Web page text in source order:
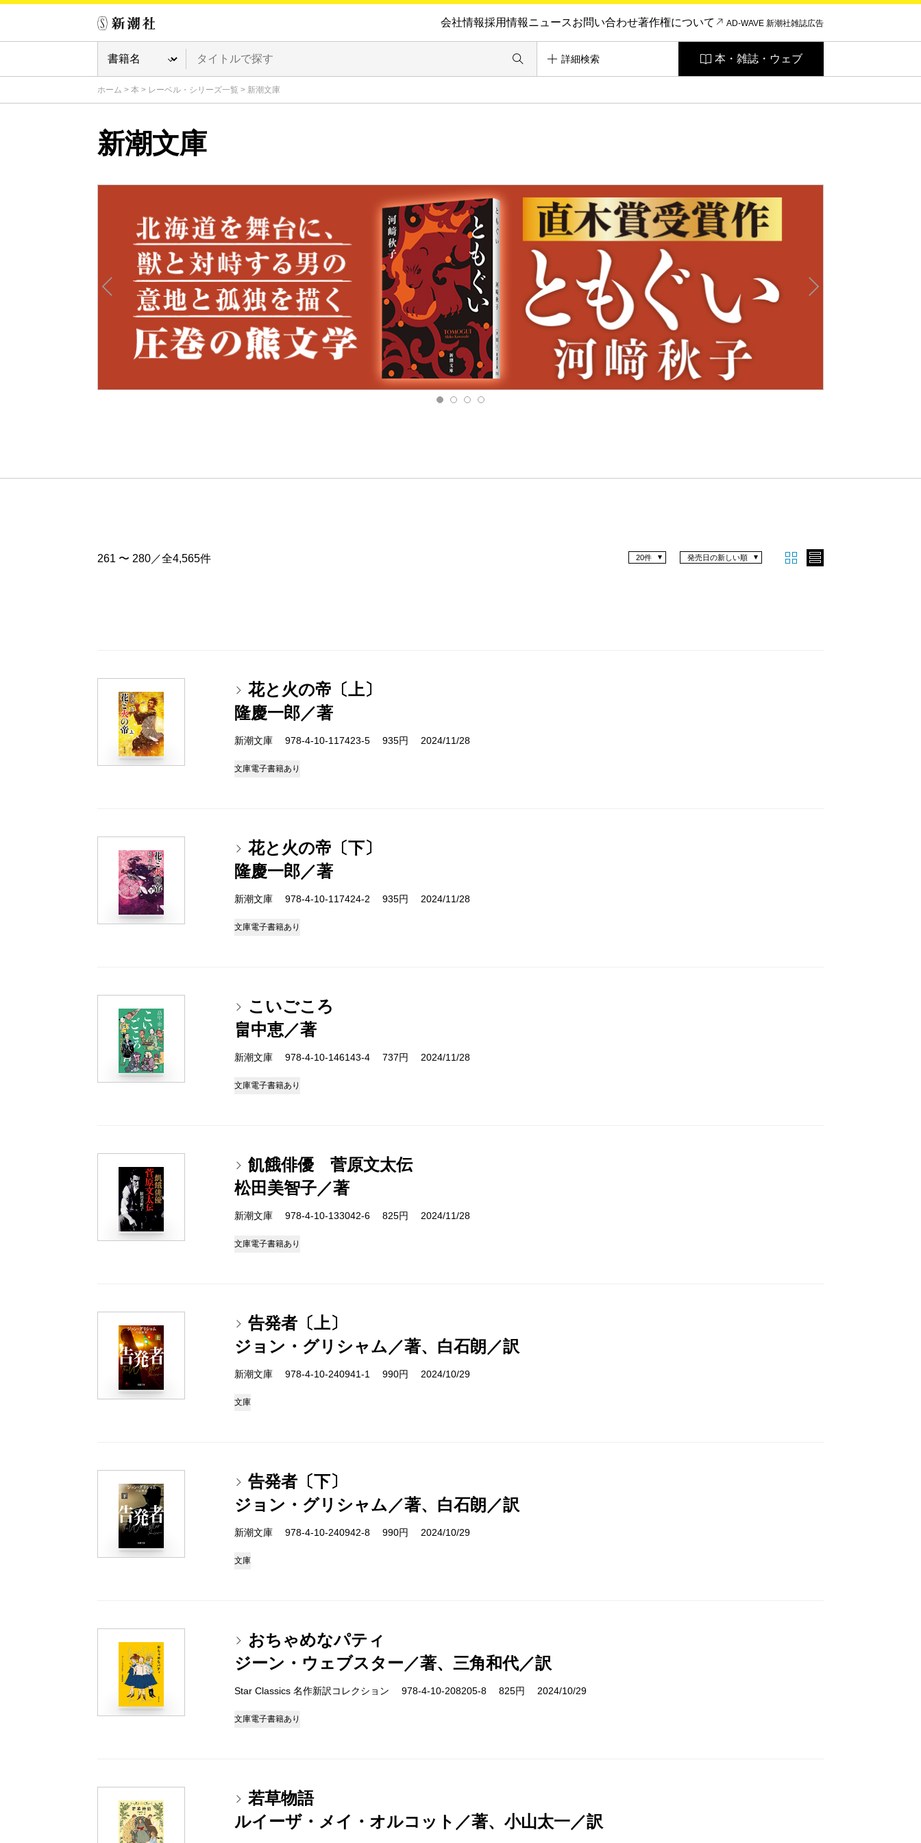
会社情報採用情報ニュースお問い合わせ著作権について AD-WAVE 新潮社雑誌広告
詳細検索 本・雑誌・ウェブ
ホーム > 本 > レーベル・シリーズ一覧 > 新潮文庫
新潮文庫
261 〜 280／全4,565件 発売日の新しい順
20件
花と火の帝〔上〕
隆慶一郎／著
新潮文庫 978-4-10-117423-5 935円 2024/11/28
文庫電子書籍あり
花と火の帝〔下〕
隆慶一郎／著
新潮文庫 978-4-10-117424-2 935円 2024/11/28
文庫電子書籍あり
こいごころ
畠中恵／著
新潮文庫 978-4-10-146143-4 737円 2024/11/28
文庫電子書籍あり
飢餓俳優 菅原文太伝
松田美智子／著
新潮文庫 978-4-10-133042-6 825円 2024/11/28
文庫電子書籍あり
告発者〔上〕
ジョン・グリシャム／著、白石朗／訳
新潮文庫 978-4-10-240941-1 990円 2024/10/29
文庫
告発者〔下〕
ジョン・グリシャム／著、白石朗／訳
新潮文庫 978-4-10-240942-8 990円 2024/10/29
文庫
おちゃめなパティ
ジーン・ウェブスター／著、三角和代／訳
Star Classics 名作新訳コレクション 978-4-10-208205-8 825円 2024/10/29
文庫電子書籍あり
若草物語
ルイーザ・メイ・オルコット／著、小山太一／訳